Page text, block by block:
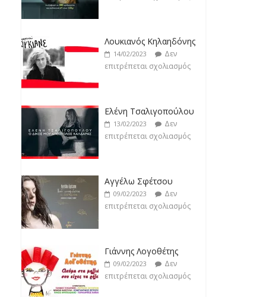
επιτρέπεται σχολιασμός
14/02/2023
Δεν
επιτρέπεται σχολιασμός
13/02/2023
Δεν
επιτρέπεται σχολιασμός
09/02/2023
Δεν
επιτρέπεται σχολιασμός
09/02/2023
Δεν
επιτρέπεται σχολιασμός